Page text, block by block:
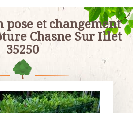
pose et changement
Chasne Sur Illet
35250